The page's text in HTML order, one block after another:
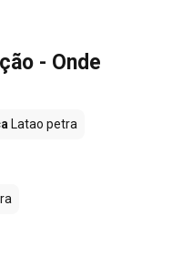
- Onde
Latao petra